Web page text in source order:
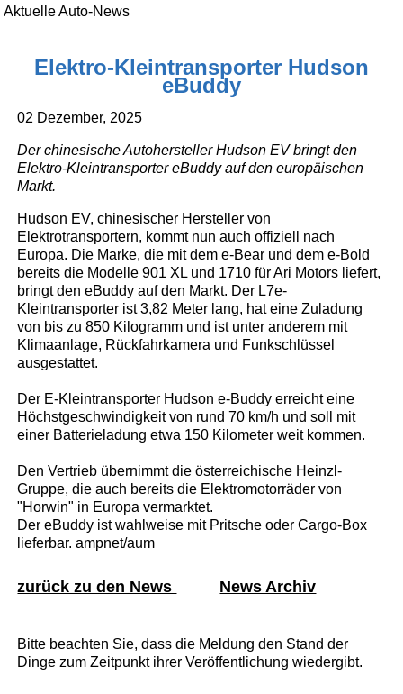
Aktuelle Auto-News
Elektro-Kleintransporter Hudson
eBuddy
02 Dezember, 2025
Der chinesische Autohersteller Hudson EV bringt den
Elektro-Kleintransporter eBuddy auf den europäischen
Markt.
Hudson EV, chinesischer Hersteller von
Elektrotransportern, kommt nun auch offiziell nach
Europa. Die Marke, die mit dem e-Bear und dem e-Bold
bereits die Modelle 901 XL und 1710 für Ari Motors liefert,
bringt den eBuddy auf den Markt. Der L7e-
Kleintransporter ist 3,82 Meter lang, hat eine Zuladung
von bis zu 850 Kilogramm und ist unter anderem mit
Klimaanlage, Rückfahrkamera und Funkschlüssel
ausgestattet.
Der E-Kleintransporter Hudson e-Buddy erreicht eine
Höchstgeschwindigkeit von rund 70 km/h und soll mit
einer Batterieladung etwa 150 Kilometer weit kommen.
Den Vertrieb übernimmt die österreichische Heinzl-
Gruppe, die auch bereits die Elektromotorräder von
"Horwin" in Europa vermarktet.
Der eBuddy ist wahlweise mit Pritsche oder Cargo-Box
lieferbar. ampnet/aum
zurück zu den News News Archiv
Bitte beachten Sie, dass die Meldung den Stand der
Dinge zum Zeitpunkt ihrer Veröffentlichung wiedergibt.